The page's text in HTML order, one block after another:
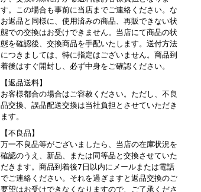
す。この場合も事前に当店までご連絡ください。な
お返品と同様に、使用済みの商品、再販できない状
態での交換はお受けできません。当店にて商品の状
態を確認後、交換商品を手配いたします。送付方法
につきましては、特に指定はございません。商品到
着後はすぐ開封し、必ず中身をご確認ください。
【返品送料】
お客様都合の場合はご容赦ください。ただし、不良
品交換、誤品配送交換は当社負担とさせていただき
ます。
【不良品】
万一不良品等がございましたら、当店の在庫状況を
確認のうえ、新品、または同等品と交換させていた
だきます。商品到着後7日以内にメールまたは電話
でご連絡ください。それを過ぎますと返品交換のご
要望はお受けできなくなりますので、ご了承くださ